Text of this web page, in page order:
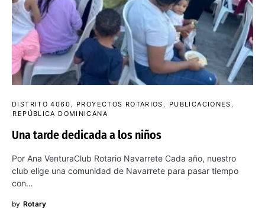
DISTRITO 4060 PROYECTOS ROTARIOS
PUBLICACIONES
REPÚBLICA DOMINICANA
Una tarde dedicada a los niños
Por Ana VenturaClub Rotario Navarrete Cada año, nuestro
club elige una comunidad de Navarrete para pasar tiempo
con…
by Rotary